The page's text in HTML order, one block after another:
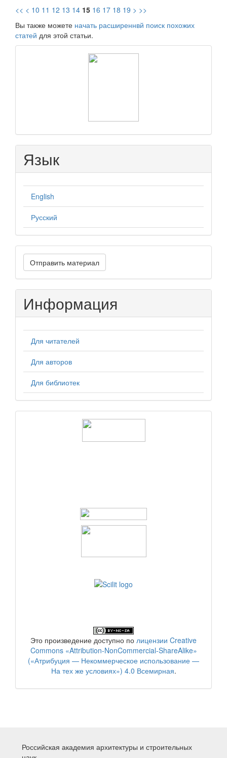
<< < 10 11 12 13 14 15 16 17 18 19 > >>
Вы также можете начать расширеннвй поиск похожих
статей для этой статьи.
Язык
English
Русский
Отправить
материал
Отправить материал
Информация
Для читателей
Для авторов
Для библиотек
Это произведение доступно по лицензии Creative
Commons «Attribution-NonCommercial-ShareAlike»
(«Атрибуция — Некоммерческое использование —
На тех же условиях») 4.0 Всемирная.
Российская академия архитектуры и строительных